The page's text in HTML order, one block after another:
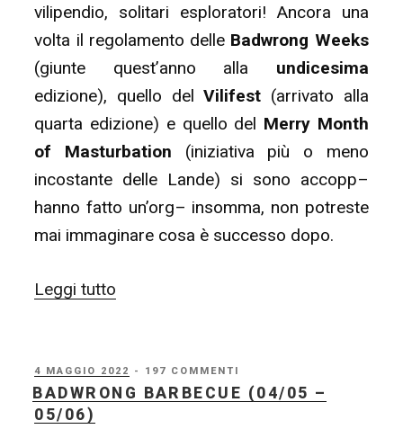
vilipendio, solitari esploratori! Ancora una
volta il regolamento delle Badwrong Weeks
(giunte quest’anno alla undicesima
edizione), quello delVilifest (arrivato alla
quarta edizione) e quello del Merry Month
of Masturbation (iniziativa più o meno
incostante delle Lande) si sono accopp–
hanno fatto un’org– insomma, non potreste
mai immaginare cosa è successo dopo.
Leggi tutto
–
Open
PUBBLICATO
IL
4 MAGGIO 2022 - 197 COMMENTI
BADWRONG BARBECUE (04/05 –
05/06)